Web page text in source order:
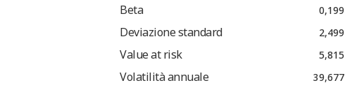
Beta 0,199
Deviazione standard 2,499
Value at risk 5,815
Volatilità annuale 39,677